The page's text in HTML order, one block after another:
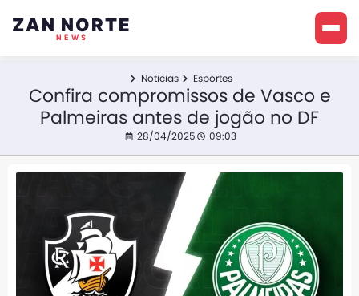
ZAN NORTE
NEWS
Noticias Esportes
Confira compromissos de Vasco e
Palmeiras antes de jogão no DF
28/04/2025 09:03